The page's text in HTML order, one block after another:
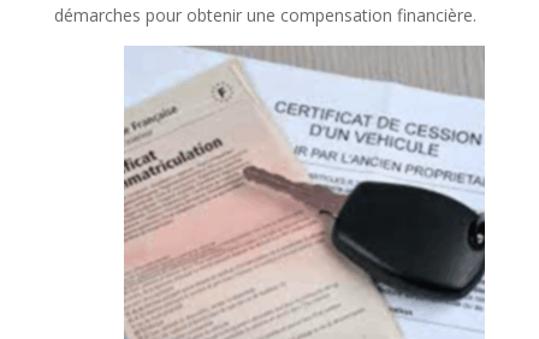
démarches pour obtenir une compensation financière.